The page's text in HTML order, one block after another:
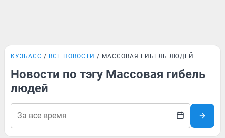
КУЗБАСС ВСЕ НОВОСТИ МАССОВАЯ ГИБЕЛЬ ЛЮДЕЙ
Новости по тэгу Массовая гибель
людей